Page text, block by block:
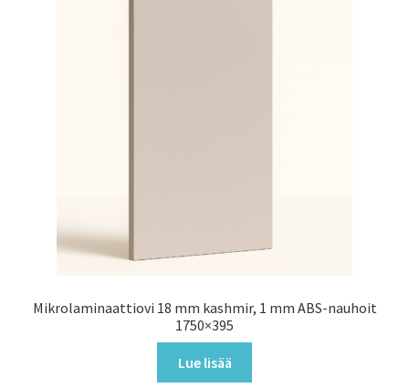
Mikrolaminaattiovi 18 mm kashmir, 1 mm ABS-nauhoit
1750×395
Lue lisää